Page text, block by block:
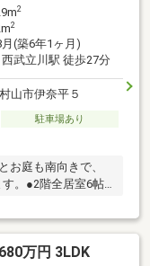
2
2
(築6年1ヶ月)
武立川駅 徒歩27分
山市伊奈平５
駐車場あり
お庭も南向きで、
。●2階全居室6帖
。洋室7.5帖には
車種による）。ご
とゆとりがあり、
万円 3LDK